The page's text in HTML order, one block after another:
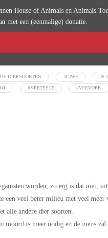
House of Animals en Animals
met een (eenmalige) donatie.
DIERSOORTEN #CIWF
#VEETEELT #VEEVOER
worden, zo erg is dat niet,
een veel beter milieu met veel meer
alle andere dier soorten.
moord is meer nodig en de mens